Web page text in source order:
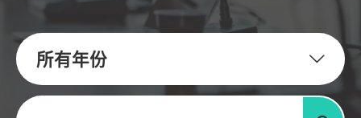
所有年份
关键字